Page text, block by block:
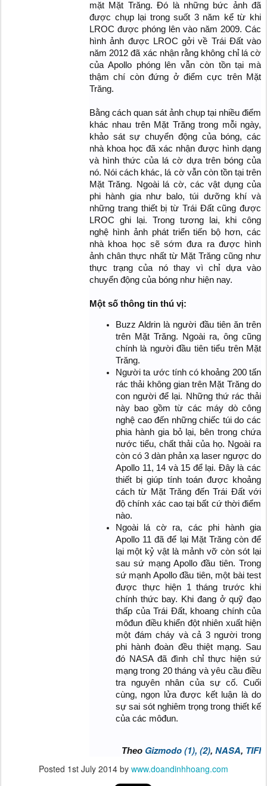
mặt Mặt Trăng. Đó là những bức ảnh đã
được chụp lại trong suốt 3 năm kể từ khi
LROC được phóng lên vào năm 2009. Các
hình ảnh được LROC gởi về Trái Đất vào
năm 2012 đã xác nhận rằng không chỉ lá cờ
của Apollo phóng lên vẫn còn tồn tại mà
thậm chí còn đứng ở điểm cực trên Mặt
Trăng.
Bằng cách quan sát ảnh chụp tại nhiều điểm
khác nhau trên Mặt Trăng trong mỗi ngày,
khảo sát sự chuyển động của bóng, các
nhà khoa học đã xác nhận được hình dạng
và hình thức của lá cờ dựa trên bóng của
nó. Nói cách khác, lá cờ vẫn còn tồn tại trên
Mặt Trăng. Ngoài lá cờ, các vật dụng của
phi hành gia như balo, túi dưỡng khí và
những trang thiết bị từ Trái Đất cũng được
LROC ghi lại. Trong tương lai, khi công
nghệ hình ảnh phát triển tiến bộ hơn, các
nhà khoa học sẽ sớm đưa ra được hình
ảnh chân thực nhất từ Mặt Trăng cũng như
thực trạng của nó thay vì chỉ dựa vào
chuyển động của bóng như hiện nay.
Một số thông tin thú vị:
Buzz Aldrin là người đầu tiên ăn trên
trên Mặt Trăng. Ngoài ra, ông cũng
chính là người đầu tiên tiểu trên Mặt
Trăng.
Người ta ước tính có khoảng 200 tấn
rác thải không gian trên Mặt Trăng do
con người để lại. Những thứ rác thải
này bao gồm từ các máy dò công
nghệ cao đến những chiếc túi do các
phia hành gia bỏ lại, bên trong chứa
nước tiểu, chất thải của họ. Ngoài ra
còn có 3 dàn phản xạ laser ngược do
Apollo 11, 14 và 15 để lại. Đây là các
thiết bị giúp tính toán được khoảng
cách từ Mặt Trăng đến Trái Đất với
độ chính xác cao tại bất cứ thời điểm
nào.
Ngoài lá cờ ra, các phi hành gia
Apollo 11 đã để lại Mặt Trăng còn để
lại một kỷ vật là mảnh vỡ còn sót lại
sau sứ mạng Apollo đầu tiên. Trong
sứ mạnh Apollo đầu tiên, một bài test
được thực hiện 1 tháng trước khi
chính thức bay. Khi đang ở quỹ đạo
thấp của Trái Đất, khoang chính của
môđun điều khiển đột nhiên xuất hiện
một đám cháy và cả 3 người trong
phi hành đoàn đều thiệt mạng. Sau
đó NASA đã đình chỉ thực hiện sứ
mạng trong 20 tháng và yêu cầu điều
tra nguyên nhân của sự cố. Cuối
cùng, ngọn lửa được kết luận là do
sự sai sót nghiêm trọng trong thiết kế
của các môđun.
Theo Gizmodo (1), (2), NASA, TIFI
Posted 1st July 2014 by www.doandinhhoang.com